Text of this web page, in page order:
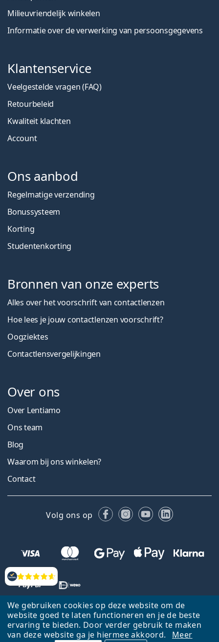
We gebruiken cookies op deze website om de
website goed te laten functioneren en je de beste
ervaring te bieden. Door verder gebruik te maken
van deze website ga je hiermee akkoord.
Meer
Beoordelingen
Milieuvriendelijk winkelen
Informatie over de verwerking van persoonsgegevens
Klantenservice
Veelgestelde vragen (FAQ)
Retourbeleid
Kwaliteit klachten
Account
Ons aanbod
Regelmatige verzending
Bonussysteem
Korting
Studentenkorting
Bronnen van onze experts
Alles over het voorschrift van contactlenzen
Hoe lees je jouw contactlenzen voorschrift?
Oogziektes
Contactlensvergelijkingen
Over ons
Over Lentiamo
Ons team
Blog
Waarom bij ons winkelen?
Contact
Volg ons op FacebookInstagram
YouTubeLinkedIn